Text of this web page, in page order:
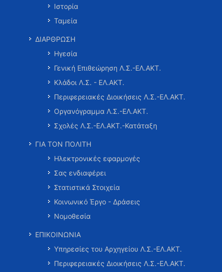
Ιστορία
Ταμεία
ΔΙΑΡΘΡΩΣΗ
Ηγεσία
Γενική Επιθεώρηση Λ.Σ.-ΕΛ.ΑΚΤ.
Κλάδοι Λ.Σ. - ΕΛ.ΑΚΤ.
Περιφερειακές Διοικήσεις Λ.Σ.-ΕΛ.ΑΚΤ.
Οργανόγραμμα Λ.Σ.-ΕΛ.ΑΚΤ.
Σχολές Λ.Σ.-ΕΛ.ΑΚΤ.-Κατάταξη
ΓΙΑ ΤΟΝ ΠΟΛΙΤΗ
Ηλεκτρονικές εφαρμογές
Σας ενδιαφέρει
Στατιστικά Στοιχεία
Κοινωνικό Έργο - Δράσεις
Νομοθεσία
ΕΠΙΚΟΙΝΩΝΙΑ
Υπηρεσίες του Αρχηγείου Λ.Σ.-ΕΛ.ΑΚΤ.
Περιφερειακές Διοικήσεις Λ.Σ.-ΕΛ.ΑΚΤ.